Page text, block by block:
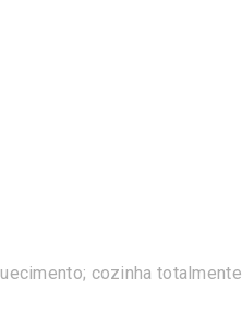
cozinha totalmente